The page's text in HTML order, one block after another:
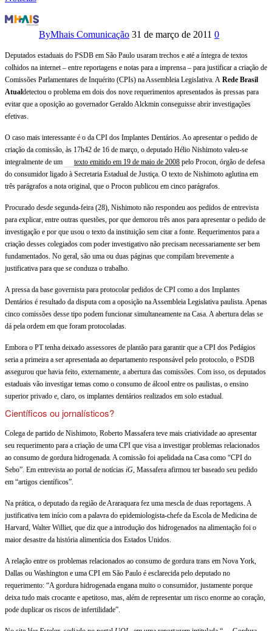
Para
justificar
criação
de
CPIs
SP,
tucanos
chegam
a
copiar
trechos
de
reportagens
ByMhais Comunicação 31 de março de 2011 0
Deputados estaduais do PSDB em São Paulo usaram trechos e até a íntegra de textos
colhidos na internet – entre reportagens e notas para a imprensa – para justificar a criação de
Comissões Parlamentares de Inquérito (CPIs) na Assembleia Legislativa. A Rede Brasil
Atualdetectou o problema em dois dos nove requerimentos apresentados às pressas para
evitar que a oposição ao governador Geraldo Alckmin conseguisse abrir investigações
efetivas.
O caso mais interessante é o da CPI dos Implantes Dentários. Ao apresentar o pedido de
criação da comissão, às 17h42 de 16 de março, o deputado Hélio Nishimoto valeu-se
integralmente de um
texto emitido em 19 de maio de 2008 pelo Procon, órgão de defesa
do consumidor ligado à Secretaria Estadual de Justiça. O texto de Nishimoto aglutina em
três parágrafos a nota original, que o Procon publicou em cinco parágrafos.
Procurado desde segunda-feira (28), Nishimoto não respondeu aos pedidos de entrevista
para explicar, entre outras questões, por que demorou três anos para apresentar o pedido de
investigação e por que usou o texto da instituição sem citar a fonte. Requerimentos para a
criação desses colegiados com poder investigativo não precisam necessariamente ser bem
fundamentados. No geral, são uma ou duas páginas que compilam brevemente a
justificativa para que se conduza o trabalho.
A pressa da base governista para protocolar pedidos de CPI como a dos Implantes
Dentários é resultado da disputa com a oposição na Assembleia Legislativa paulista. Apenas
cinco comissões desse tipo podem funcionar simultaneamente na Casa. A abertura delas se
dá pela ordem em que foram protocoladas.
Embora o PT tenha deixado assessores de plantão para garantir que a CPI dos Pedágios
seria a primeira a ser apresentada ao departamento responsável pelo protocolo, o PSDB
assegurou que havia feito, externamente, a abertura das comissões. Com isso, os deputados
estaduais vão investigar temas como o consumo de álcool entre os paulistas, o ensino
superior privado e, claro, os implantes dentários realizados em solo estadual.
Científicos ou jornalísticos?
Colega de partido de Nishimoto, Roberto Massafera teve mais criatividade ao apresentar
seu requerimento para a criação de uma CPI que visa a investigar problemas relacionados
ao consumo de gordura hidrogenada. A comissão foi apelidada na Casa como “CPI do
Sebo”. Em entrevista ao portal de notícias iG, Massafera afirmou ter baseado seu pedido
em “artigos científicos”.
Na prática, o deputado da região de Araraquara fez uma mescla de duas reportagens. A
justificativa tem início com a palavra do epidemiologista-chefe da Escola de Medicina de
Harvard, Walter Williet, que diz que a introdução dos hidrogenados na alimentação foi o
maior desastre da história alimentícia dos Estados Unidos.
A relação entre os problemas relacionados ao consumo de gordura trans em Nova York,
Dallas ou Washington e uma CPI em São Paulo é esclarecida pelo deputado no
requerimento: “A gordura hidrogenada engana muito o consumidor, justamente porque
deixa tudo mais crocante e apetitoso, mas, além de representar um risco enorme ao coração,
pode duplicar os riscos de infertilidade”.